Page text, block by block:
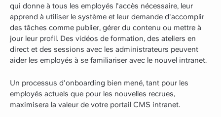
qui donne à tous les employés l'accès nécessaire, leur
apprend à utiliser le système et leur demande d'accomplir
des tâches comme publier, gérer du contenu ou mettre à
jour leur profil. Des vidéos de formation, des ateliers en
direct et des sessions avec les administrateurs peuvent
aider les employés à se familiariser avec le nouvel intranet.
Un processus d'onboarding bien mené, tant pour les
employés actuels que pour les nouvelles recrues,
maximisera la valeur de votre portail CMS intranet.